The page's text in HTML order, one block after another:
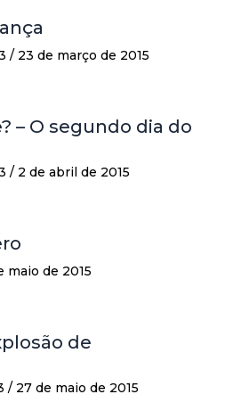
/ 23 de março de 2015
– O segundo dia do
/ 2 de abril de 2015
maio de 2015
de
/ 27 de maio de 2015